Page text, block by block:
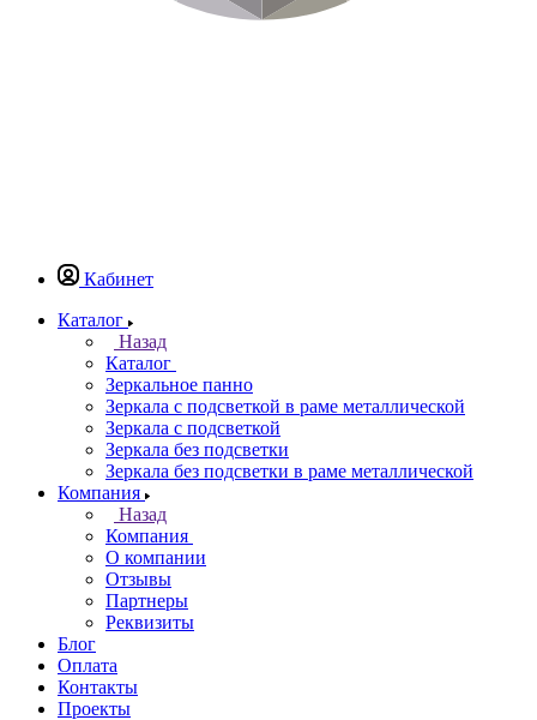
Кабинет
Каталог
Назад
Каталог
Зеркальное панно
Зеркала с подсветкой в раме металлической
Зеркала с подсветкой
Зеркала без подсветки
Зеркала без подсветки в раме металлической
Компания
Назад
Компания
О компании
Отзывы
Партнеры
Реквизиты
Блог
Оплата
Контакты
Проекты